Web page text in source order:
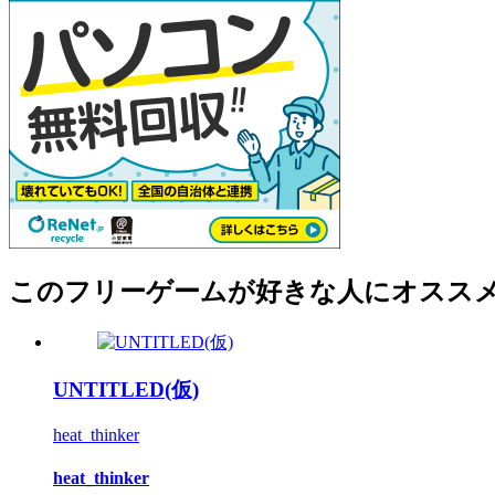
このフリーゲームが好きな人にオスス
UNTITLED(仮)
heat_thinker
heat_thinker